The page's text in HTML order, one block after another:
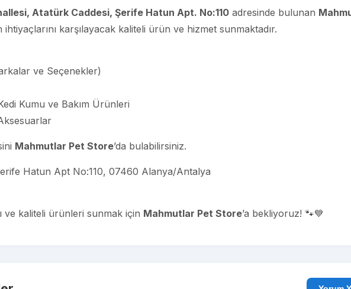
Atatürk Caddesi, Şerife Hatun Apt. No:110 adresinde bulunan
ihtiyaçlarını karşılayacak kaliteli ürün ve hizmet sunmaktadır.
ve Seçenekler)
Kumu ve Bakım Ürünleri
Mahmutlar Pet Store’da bulabilirsiniz.
Hatun Apt No:110, 07460 Alanya/Antalya
ve kaliteli ürünleri sunmak için Mahmutlar Pet Store’a bekliyoruz! 🐾💙